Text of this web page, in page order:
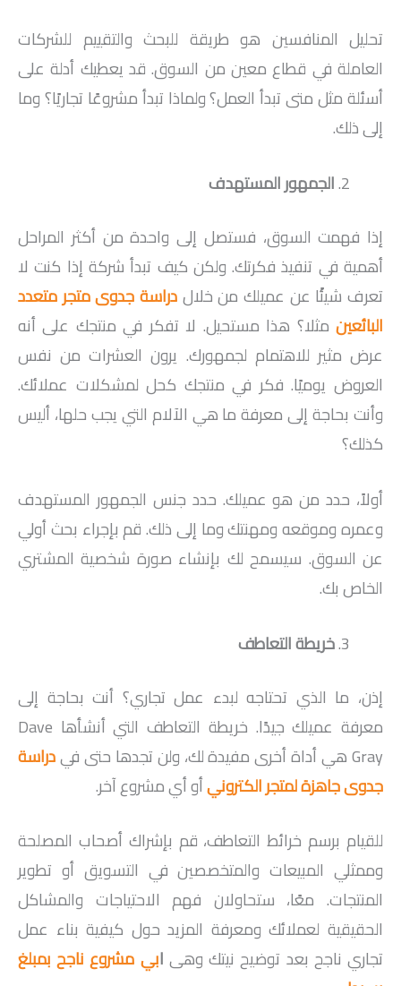
تحليل المنافسين هو طريقة للبحث والتقييم للشركات
العاملة في قطاع معين من السوق. قد يعطيك أدلة على
أسئلة مثل متى تبدأ العمل؟ ولماذا تبدأ مشروعًا تجاريًا؟ وما
إلى ذلك.
الجمهور المستهدف
إذا فهمت السوق، فستصل إلى واحدة من أكثر المراحل
أهمية في تنفيذ فكرتك. ولكن كيف تبدأ شركة إذا كنت لا
تعرف شيئًا عن عميلك من خلالدراسة جدوى متجر متعدد
البائعين مثلا؟ هذا مستحيل. لا تفكر في منتجك على أنه
عرض مثير للاهتمام لجمهورك. يرون العشرات من نفس
العروض يوميًا. فكر في منتجك كحل لمشكلات عملائك.
وأنت بحاجة إلى معرفة ما هي الآلام التي يجب حلها، أليس
كذلك؟
أولاً، حدد من هو عميلك. حدد جنس الجمهور المستهدف
وعمره وموقعه ومهنتك وما إلى ذلك. قم بإجراء بحث أولي
عن السوق. سيسمح لك بإنشاء صورة شخصية المشتري
الخاص بك.
خريطة التعاطف
إذن، ما الذي تحتاجه لبدء عمل تجاري؟ أنت بحاجة إلى
معرفة عميلك جيدًا. خريطة التعاطف التي أنشأها Dave
Gray هي أداة أخرى مفيدة لك، ولن تجدها حتى في
دراسة
جدوى جاهزة لمتجر الكترونيأو أي مشروع آخر.
للقيام برسم خرائط التعاطف، قم بإشراك أصحاب المصلحة
وممثلي المبيعات والمتخصصين في التسويق أو تطوير
المنتجات. معًا، ستحاولان فهم الاحتياجات والمشاكل
الحقيقية لعملائك ومعرفة المزيد حول كيفية بناء عمل
تجاري ناجح بعد توضيح نيتك وهى ابي مشروع ناجح بمبلغ